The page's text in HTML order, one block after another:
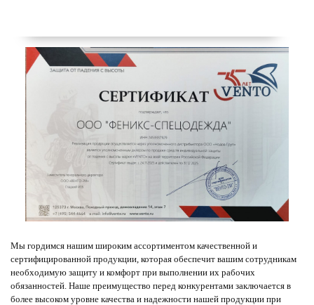
Мы гордимся нашим широким ассортиментом качественной и
сертифицированной продукции, которая обеспечит вашим сотрудникам
необходимую защиту и комфорт при выполнении их рабочих
обязанностей. Наше преимущество перед конкурентами заключается в
более высоком уровне качества и надежности нашей продукции при